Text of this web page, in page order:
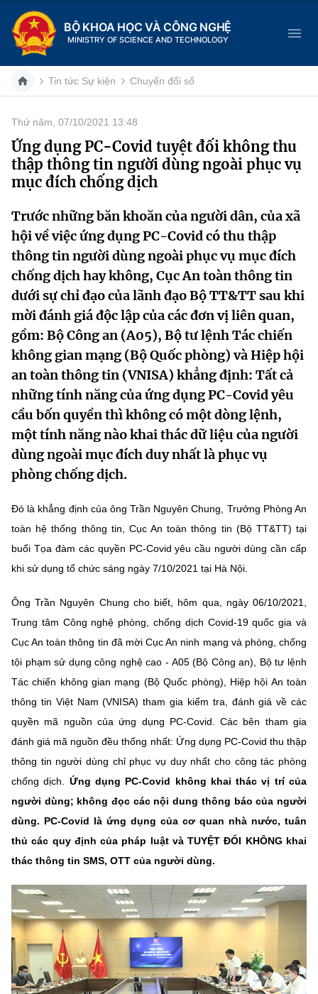
BỘ KHOA HỌC VÀ CÔNG NGHỆ
MINISTRY OF SCIENCE AND TECHNOLOGY
Danh mục
Trang chủ
Chức năng nhiệm vụ
Cơ cấu tổ chức
Lịch sử phát triển
Sở Khoa học và Công nghệ
Tin tức sự kiện
Khoa học và Công nghệ
Đổi mới sáng tạo
Chuyển đổi số
Bưu chính, Viễn thông
Sở hữu trí tuệ
Tiêu chuẩn, đo lường, chất lượng
Năng lượng nguyên tử
Tin tổng hợp
Tin địa phương
Dịch vụ công
Hệ thống văn bản
Văn bản QPPL
Văn bản chỉ đạo điều hành
Lấy ý kiến người dân về dự thảo VBQPPL
MST IOFFICE
THỐNG KÊ
Khoa học và Công nghệ
Đổi mới sáng tạo
Chuyển đổi số
Bưu chính, Viễn thông
Tiêu chuẩn, đo lường, chất lượng
Năng lượng nguyên tử
Multimedia
THƯ ĐIỆN TỬ
Khác
Ảnh
Nhiệm vụ trọng tâm
Chọn ngôn ngữ
Vietnamese English
BỘ KHOA HỌC VÀ CÔNG NGHỆ
MINISTRY OF SCIENCE AND TECHNOLOGY
Điều khoản sử dụng Theo dõi MST: Góp ý
Cơ quan chủ quản: Bộ Khoa học và Công nghệ (MST)
Chịu trách nhiệm nội dung: Nguyễn Thị Hải Hằng
Giám đốc Trung tâm Truyền thông Khoa học và Công nghệ.
Địa chỉ: Ban Biên tập Cổng TTĐT - 18 Nguyễn Du, TP. Hà Nội
Điện thoại: 024 3936 9506
Email:stc@mst.gov.vn
©2026 Bản quyền thuộc Bộ Khoa Học và Công Nghệ
(Ghi rõ nguồn "https://mst.gov.vn" khi phát hành lại thông tin từ
website này)
Tin tức Sự kiện Chuyển đổi số
Thứ năm, 07/10/2021 13:48
Ứng dụng PC-Covid tuyệt đối không thu
thập thông tin người dùng ngoài phục vụ
mục đích chống dịch
Trước những băn khoăn của người dân, của xã
hội về việc ứng dụng PC-Covid có thu thập
thông tin người dùng ngoài phục vụ mục đích
chống dịch hay không, Cục An toàn thông tin
dưới sự chỉ đạo của lãnh đạo Bộ TT&TT sau khi
mời đánh giá độc lập của các đơn vị liên quan,
gồm: Bộ Công an (A05), Bộ tư lệnh Tác chiến
không gian mạng (Bộ Quốc phòng) và Hiệp hội
an toàn thông tin (VNISA) khẳng định: Tất cả
những tính năng của ứng dụng PC-Covid yêu
cầu bốn quyền thì không có một dòng lệnh,
một tính năng nào khai thác dữ liệu của người
dùng ngoài mục đích duy nhất là phục vụ
phòng chống dịch.
Đó là khẳng định của ông Trần Nguyên Chung, Trưởng Phòng An
toàn hệ thống thông tin, Cục An toàn thông tin (Bộ TT&TT) tại
buổi Tọa đàm các quyền PC-Covid yêu cầu người dùng cần cấp
khi sử dụng tổ chức sáng ngày 7/10/2021 tại Hà Nội.
Ông Trần Nguyên Chung cho biết, hôm qua, ngày 06/10/2021,
Trung tâm Công nghệ phòng, chống dịch Covid-19 quốc gia và
Cục An toàn thông tin đã mời Cục An ninh mạng và phòng, chống
tội phạm sử dụng công nghệ cao - A05 (Bộ Công an), Bộ tư lệnh
Tác chiến không gian mạng (Bộ Quốc phòng), Hiệp hội An toàn
thông tin Việt Nam (VNISA) tham gia kiểm tra, đánh giá về các
quyền mã nguồn của ứng dụng PC-Covid. Các bên tham gia
đánh giá mã nguồn đều thống nhất: Ứng dụng PC-Covid thu thập
thông tin người dùng chỉ phục vụ duy nhất cho công tác phòng
chống dịch. Ứng dụng PC-Covid không khai thác vị trí của
người dùng; không đọc các nội dung thông báo của người
dùng. PC-Covid là ứng dụng của cơ quan nhà nước, tuân
thủ các quy định của pháp luật và TUYỆT ĐỐI KHÔNG khai
thác thông tin SMS, OTT của người dùng.